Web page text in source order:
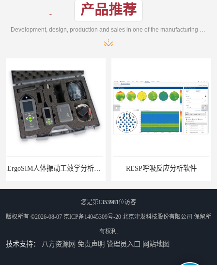
产品推荐
Development, design, production and sales in one of the manufacturing enterprises
ErgoSIM人体振动工效学分析系统 RESP呼吸反应分析软件
您是第1353981位访客
版权所有 ©2026-08-07 京ICP备14045309号-20 北京津发科技股份有限公司 保留所
有权利.
技术支持： 八方资源网 免责声明 管理员入口 网站地图